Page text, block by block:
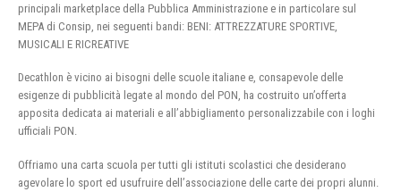
principali marketplace della Pubblica Amministrazione e in particolare sul
MEPA di Consip, nei seguenti bandi: BENI: ATTREZZATURE SPORTIVE,
MUSICALI E RICREATIVE
Decathlon è vicino ai bisogni delle scuole italiane e, consapevole delle
esigenze di pubblicità legate al mondo del PON, ha costruito un’offerta
apposita dedicata ai materiali e all’abbigliamento personalizzabile con i loghi
ufficiali PON.
Offriamo una carta scuola per tutti gli istituti scolastici che desiderano
agevolare lo sport ed usufruire dell’associazione delle carte dei propri alunni.